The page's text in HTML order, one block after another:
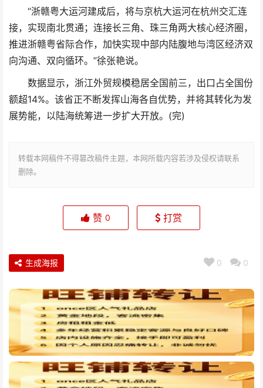
“浙赣粤大运河建成后，将与京杭大运河在杭州交汇连
接，实现南北贯通；连接长三角、珠三角两大核心经济圈，
推进浙赣粤省际合作，加快实现中部内陆腹地与湾区经济双
向沟通、双向循环。”徐张艳说。
数据显示，浙江外贸规模稳居全国前三，出口占全国份
额超14%。该省正不断发挥山海各自优势，并将其转化为发
展势能，以陆海统筹进一步扩大开放。(完)
转载本网稿件不得篡改稿件主题，本网所载内容若涉及侵权请联系
删除。
赞 0 打赏
0 0
生成海报